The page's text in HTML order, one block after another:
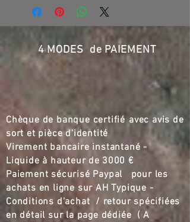
4 MODES de PAIEMENT
Chèque de banque certifié,,avec avis de
sort et pièce d'identité
Virement bancaire instantané -
Liquide à hauteur de 3000 €
Paiement sécurisé Paypal pour les
achats en ligne sur AH Typique -
Conditions d'achat / retour spécifiées
en détail sur la page dédiée ( A